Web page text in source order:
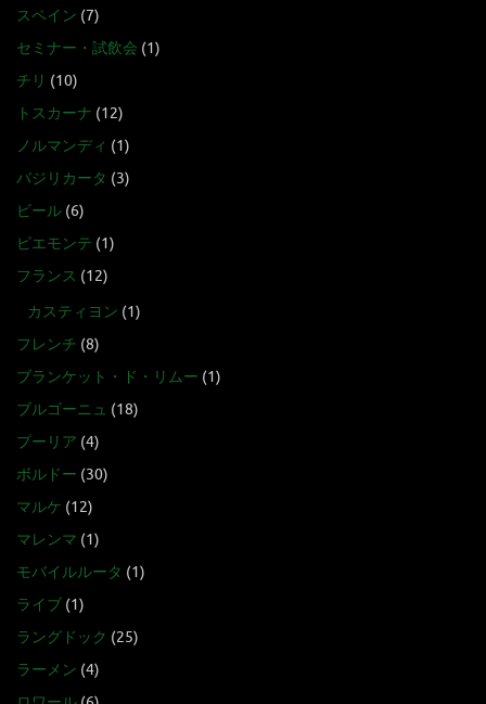
スペイン (7)
セミナー・試飲会 (1)
チリ (10)
トスカーナ (12)
ノルマンディ (1)
バジリカータ (3)
ビール (6)
ピエモンテ (1)
フランス (12)
カスティヨン (1)
フレンチ (8)
ブランケット・ド・リムー (1)
ブルゴーニュ (18)
プーリア (4)
ボルドー (30)
マルケ (12)
マレンマ (1)
モバイルルータ (1)
ライブ (1)
ラングドック (25)
ラーメン (4)